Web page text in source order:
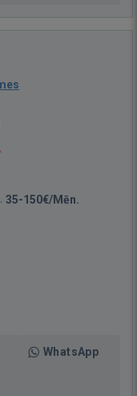
35-150€/Mēn.
WhatsApp